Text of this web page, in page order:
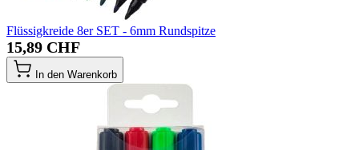
Flüssigkreide 8er SET - 6mm Rundspitze
15,89 CHF
In den Warenkorb